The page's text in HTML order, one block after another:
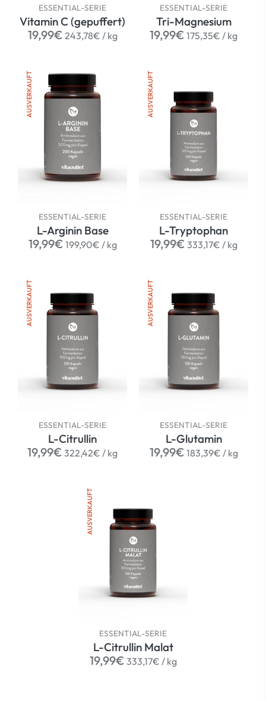
ESSENTIAL-SERIE
Vitamin C (gepuffert)
Normaler
19,99€ 243,78€ / per
kg
ESSENTIAL-SERIE
Tri-Magnesium
Normaler
19,99€ 175,35€ / per
kg
AUSVERKAUFT
ESSENTIAL-SERIE
L-Arginin Base
Normaler
19,99€ 199,90€ / per
kg
AUSVERKAUFT
ESSENTIAL-SERIE
L-Tryptophan
Normaler
19,99€ 333,17€ / per
kg
AUSVERKAUFT
ESSENTIAL-SERIE
L-Citrullin
Normaler
19,99€ 322,42€ / per
kg
AUSVERKAUFT
ESSENTIAL-SERIE
L-Glutamin
Normaler
19,99€ 183,39€ / per
kg
AUSVERKAUFT
ESSENTIAL-SERIE
L-Citrullin Malat
Normaler
19,99€ 333,17€ / per
kg